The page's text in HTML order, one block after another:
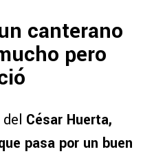
canterano
pero
César Huerta,
pasa por un buen